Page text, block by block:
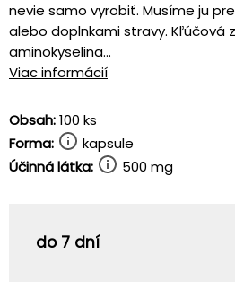
nevie samo vyrobiť. Musíme ju
alebo doplnkami stravy. Kľúčová
aminokyselina...
Viac informácií
Obsah:100 ks
Forma:
kapsule
Účinná látka:
500 mg
do 7 dní